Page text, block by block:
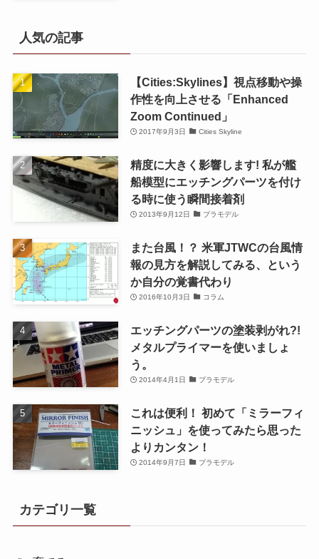
人気の記事
【Cities:Skylines】視点移動や操
作性を向上させる「Enhanced
Zoom Continued」
2017年9月3日 Cities Skyline
精度に大きく影響します! 私が艦
船模型にエッチングパーツを付け
る時に使う瞬間接着剤
2013年9月12日 プラモデル
また台風！？ 米軍JTWCの台風情
報の見方を解説してみる、という
か自分の覚書代わり
2016年10月3日 コラム
エッチングパーツの塗装剥がれ?!
メタルプライマーを使いましょ
う。
2014年4月1日 プラモデル
これは便利！ 初めて「ミラーフィ
ニッシュ」を使ってみたら思った
よりカンタン！
2014年9月7日 プラモデル
カテゴリ一覧